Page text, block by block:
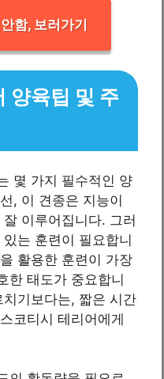
함, 보러가기
양육팁 및 주
몇 가지 필수적인 양
, 이 견종은 지능이
이루어집니다. 그러
는 훈련이 필요합니
활용한 훈련이 가장
한 태도가 중요합니
기보다는, 짧은 시간
코티시 테리어에게